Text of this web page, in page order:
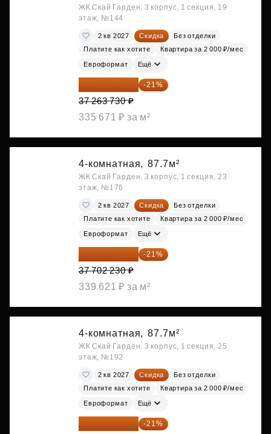
ЖК Скай Гарден, 3 корпус, 1 секция, 19
этаж, №144
2 кв 2027 Скидка
Без отделки
Платите как хотите
Квартира за 2 000 ₽/мес
Евроформат Ещё
29 438 347 ₽ -21%
37 263 730 ₽
335 671 ₽ за м²
4-комнатная, 87.7м²
ЖК Скай Гарден, 3 корпус, 1 секция, 23
этаж, №176
2 кв 2027 Скидка
Без отделки
Платите как хотите
Квартира за 2 000 ₽/мес
Евроформат Ещё
29 784 762 ₽ -21%
37 702 230 ₽
339 621 ₽ за м²
4-комнатная, 87.7м²
ЖК Скай Гарден, 3 корпус, 1 секция, 25
этаж, №192
2 кв 2027 Скидка
Без отделки
Платите как хотите
Квартира за 2 000 ₽/мес
Евроформат Ещё
29 888 686 ₽ -21%